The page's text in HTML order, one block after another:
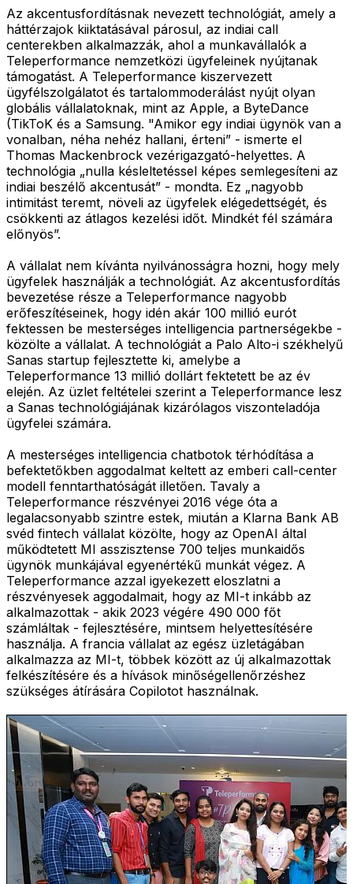
Az akcentusfordításnak nevezett technológiát, amely a
háttérzajok kiiktatásával párosul, az indiai call
centerekben alkalmazzák, ahol a munkavállalók a
Teleperformance nemzetközi ügyfeleinek nyújtanak
támogatást. A Teleperformance kiszervezett
ügyfélszolgálatot és tartalommoderálást nyújt olyan
globális vállalatoknak, mint az Apple, a ByteDance
(TikToK és a Samsung. "Amikor egy indiai ügynök van a
vonalban, néha nehéz hallani, érteni” - ismerte el
Thomas Mackenbrock vezérigazgató-helyettes. A
technológia „nulla késleltetéssel képes semlegesíteni az
indiai beszélő akcentusát” - mondta. Ez „nagyobb
intimitást teremt, növeli az ügyfelek elégedettségét, és
csökkenti az átlagos kezelési időt. Mindkét fél számára
előnyös”.
A vállalat nem kívánta nyilvánosságra hozni, hogy mely
ügyfelek használják a technológiát. Az akcentusfordítás
bevezetése része a Teleperformance nagyobb
erőfeszítéseinek, hogy idén akár 100 millió eurót
fektessen be mesterséges intelligencia partnerségekbe -
közölte a vállalat. A technológiát a Palo Alto-i székhelyű
Sanas startup fejlesztette ki, amelybe a
Teleperformance 13 millió dollárt fektetett be az év
elején. Az üzlet feltételei szerint a Teleperformance lesz
a Sanas technológiájának kizárólagos viszonteladója
ügyfelei számára.
A mesterséges intelligencia chatbotok térhódítása a
befektetőkben aggodalmat keltett az emberi call-center
modell fenntarthatóságát illetően. Tavaly a
Teleperformance részvényei 2016 vége óta a
legalacsonyabb szintre estek, miután a Klarna Bank AB
svéd fintech vállalat közölte, hogy az OpenAI által
működtetett MI asszisztense 700 teljes munkaidős
ügynök munkájával egyenértékű munkát végez. A
Teleperformance azzal igyekezett eloszlatni a
részvényesek aggodalmait, hogy az MI-t inkább az
alkalmazottak - akik 2023 végére 490 000 főt
számláltak - fejlesztésére, mintsem helyettesítésére
használja. A francia vállalat az egész üzletágában
alkalmazza az MI-t, többek között az új alkalmazottak
felkészítésére és a hívások minőségellenőrzéshez
szükséges átírására Copilotot használnak.